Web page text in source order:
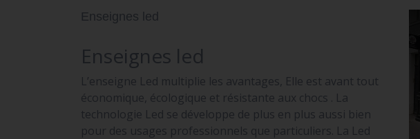
Enseignes led
Enseignes led
L’enseigne Led multiplie les avantages, Elle est avant tout
économique, écologique et résistante aux chocs . La
technologie Led se développe de plus en plus aussi bien
pour des usages professionnels que particuliers. La Led